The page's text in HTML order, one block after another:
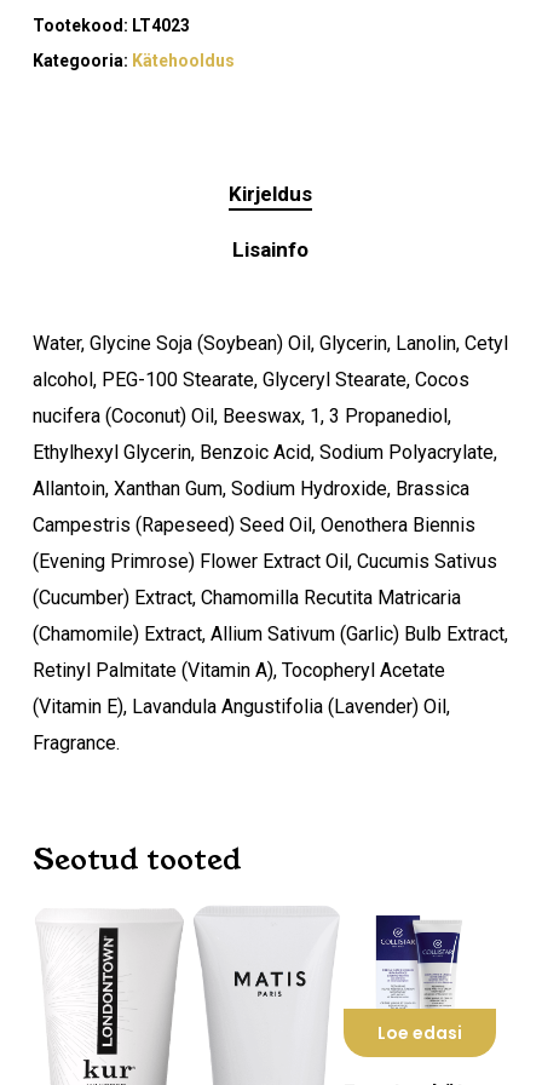
Ostukorvis ei ole tooteid.
Mine poodi
Tootekood: LT4023
Kategooria: Kätehooldus
Kirjeldus
Lisainfo
Water, Glycine Soja (Soybean) Oil, Glycerin, Lanolin, Cetyl
alcohol, PEG-100 Stearate, Glyceryl Stearate, Cocos
nucifera (Coconut) Oil, Beeswax, 1, 3 Propanediol,
Ethylhexyl Glycerin, Benzoic Acid, Sodium Polyacrylate,
Allantoin, Xanthan Gum, Sodium Hydroxide, Brassica
Campestris (Rapeseed) Seed Oil, Oenothera Biennis
(Evening Primrose) Flower Extract Oil, Cucumis Sativus
(Cucumber) Extract, Chamomilla Recutita Matricaria
(Chamomile) Extract, Allium Sativum (Garlic) Bulb Extract,
Retinyl Palmitate (Vitamin A), Tocopheryl Acetate
(Vitamin E), Lavandula Angustifolia (Lavender) Oil,
Fragrance.
Seotud tooted
Loe edasi